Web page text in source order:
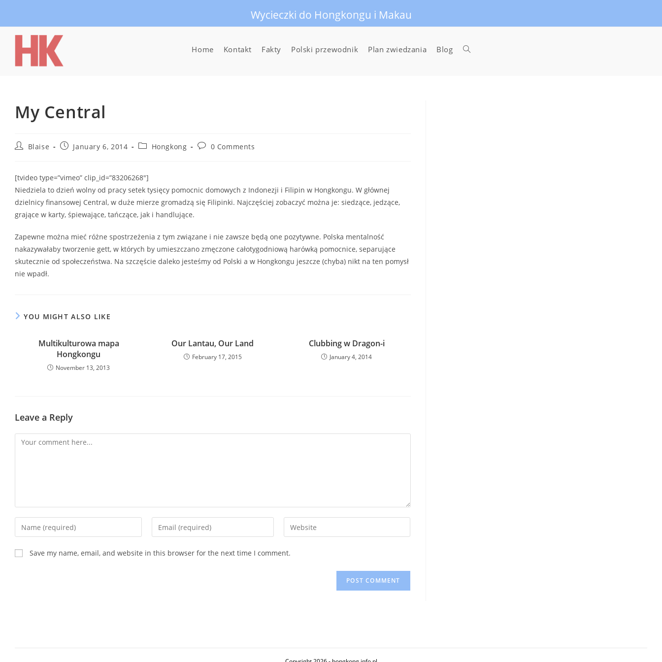
Wycieczki do Hongkongu i Makau
Home Kontakt Fakty Polski przewodnik Plan zwiedzania Blog Toggle
My Central
PostBlaise
PostJanuary 6, 2014
PostHongkong
Post0 Comments
[tvideo type=”vimeo” clip_id=”83206268″]
Niedziela to dzień wolny od pracy setek tysięcy pomocnic domowych z Indonezji i Filipin w Hongkongu. W głównej
dzielnicy finansowej Central, w duże mierze gromadzą się Filipinki. Najczęściej zobaczyć można je: siedzące, jedzące,
grające w karty, śpiewające, tańczące, jak i handlujące.
Zapewne można mieć różne spostrzeżenia z tym związane i nie zawsze będą one pozytywne. Polska mentalność
nakazywałaby tworzenie gett, w których by umieszczano zmęczone całotygodniową harówką pomocnice, separujące
skutecznie od społeczeństwa. Na szczęście daleko jesteśmy od Polski a w Hongkongu jeszcze (chyba) nikt na ten pomysł
nie wpadł.
YOU MIGHT ALSO LIKE
Multikulturowa mapa
Hongkongu
November 13, 2013
Our Lantau, Our Land
February 17, 2015
Clubbing w Dragon-i
January 4, 2014
Leave a Reply
Comment
Enter
your
name
or
Enter
your
Enter
your
Save my name, email, and website in this browser for the next time I comment.